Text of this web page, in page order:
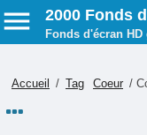
2000 Fonds
Fonds d'écran
Accueil / Tag Coeur /